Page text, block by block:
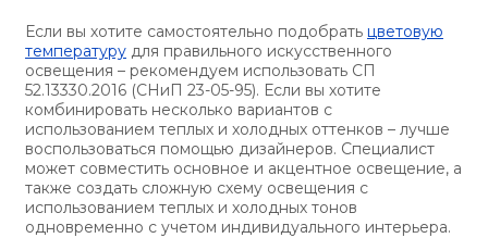
Если вы хотите самостоятельно подобрать цветовую
температуру для правильного искусственного
освещения – рекомендуем использовать СП
52.13330.2016 (СНиП 23-05-95). Если вы хотите
комбинировать несколько вариантов с
использованием теплых и холодных оттенков – лучше
воспользоваться помощью дизайнеров. Специалист
может совместить основное и акцентное освещение, а
также создать сложную схему освещения с
использованием теплых и холодных тонов
одновременно с учетом индивидуального интерьера.